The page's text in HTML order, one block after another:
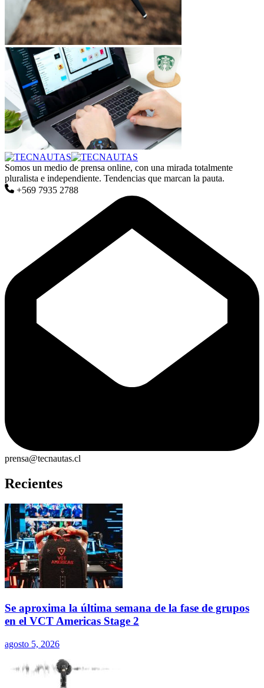
Somos un medio de prensa online, con una mirada totalmente
pluralista e independiente. Tendencias que marcan la pauta.
+569 7935 2788
prensa@tecnautas.cl
Recientes
Se aproxima la última semana de la fase de grupos
en el VCT Americas Stage 2
agosto 5, 2026